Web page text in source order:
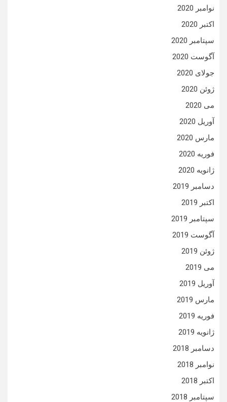
نوامبر 2020
اکتبر 2020
سپتامبر 2020
آگوست 2020
جولای 2020
ژوئن 2020
می 2020
آوریل 2020
مارس 2020
فوریه 2020
ژانویه 2020
دسامبر 2019
اکتبر 2019
سپتامبر 2019
آگوست 2019
ژوئن 2019
می 2019
آوریل 2019
مارس 2019
فوریه 2019
ژانویه 2019
دسامبر 2018
نوامبر 2018
اکتبر 2018
سپتامبر 2018